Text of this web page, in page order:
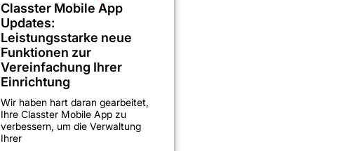
Classter Mobile App
Updates:
Leistungsstarke neue
Funktionen zur
Vereinfachung Ihrer
Einrichtung
Wir haben hart daran gearbeitet,
Ihre Classter Mobile App zu
verbessern, um die Verwaltung
Ihrer